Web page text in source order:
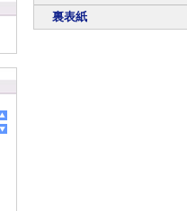
裏表紙